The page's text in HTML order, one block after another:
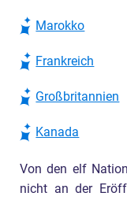
Marokko
Frankreich
Großbritannien
Kanada
Von den elf
nicht an der